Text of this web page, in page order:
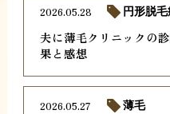
夫に薄毛クリニックの
果と感想
2026.05.28 円形脱
2026.05.27 薄毛